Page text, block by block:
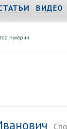
ВИДЕО
Чукарин